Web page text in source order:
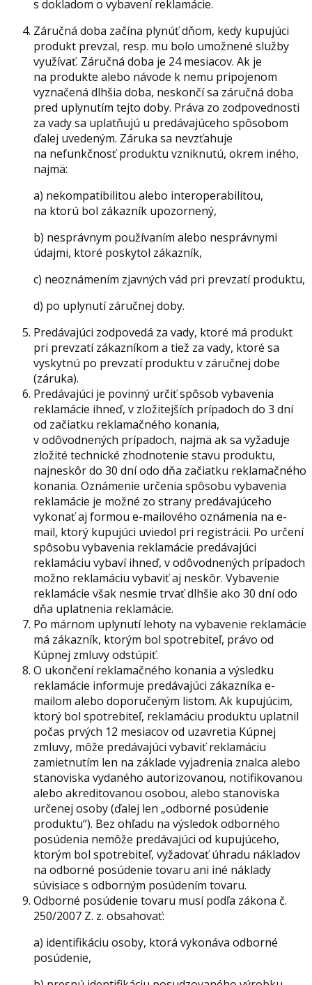
s dokladom o vybavení reklamácie.
Záručná doba začína plynúť dňom, kedy kupujúci
produkt prevzal, resp. mu bolo umožnené služby
využívať. Záručná doba je 24 mesiacov. Ak je
na produkte alebo návode k nemu pripojenom
vyznačená dlhšia doba, neskončí sa záručná doba
pred uplynutím tejto doby. Práva zo zodpovednosti
za vady sa uplatňujú u predávajúceho spôsobom
ďalej uvedeným. Záruka sa nevzťahuje
na nefunkčnosť produktu vzniknutú, okrem iného,
najmä:
a) nekompatibilitou alebo interoperabilitou,
na ktorú bol zákazník upozornený,
b) nesprávnym používaním alebo nesprávnymi
údajmi, ktoré poskytol zákazník,
c) neoznámením zjavných vád pri prevzatí produktu,
d) po uplynutí záručnej doby.
Predávajúci zodpovedá za vady, ktoré má produkt
pri prevzatí zákazníkom a tiež za vady, ktoré sa
vyskytnú po prevzatí produktu v záručnej dobe
(záruka).
Predávajúci je povinný určiť spôsob vybavenia
reklamácie ihneď, v zložitejších prípadoch do 3 dní
od začiatku reklamačného konania,
v odôvodnených prípadoch, najmä ak sa vyžaduje
zložité technické zhodnotenie stavu produktu,
najneskôr do 30 dní odo dňa začiatku reklamačného
konania. Oznámenie určenia spôsobu vybavenia
reklamácie je možné zo strany predávajúceho
vykonať aj formou e-mailového oznámenia na e-
mail, ktorý kupujúci uviedol pri registrácii. Po určení
spôsobu vybavenia reklamácie predávajúci
reklamáciu vybaví ihneď, v odôvodnených prípadoch
možno reklamáciu vybaviť aj neskôr. Vybavenie
reklamácie však nesmie trvať dlhšie ako 30 dní odo
dňa uplatnenia reklamácie.
Po márnom uplynutí lehoty na vybavenie reklamácie
má zákazník, ktorým bol spotrebiteľ, právo od
Kúpnej zmluvy odstúpiť.
O ukončení reklamačného konania a výsledku
reklamácie informuje predávajúci zákazníka e-
mailom alebo doporučeným listom. Ak kupujúcim,
ktorý bol spotrebiteľ, reklamáciu produktu uplatnil
počas prvých 12 mesiacov od uzavretia Kúpnej
zmluvy, môže predávajúci vybaviť reklamáciu
zamietnutím len na základe vyjadrenia znalca alebo
stanoviska vydaného autorizovanou, notifikovanou
alebo akreditovanou osobou, alebo stanoviska
určenej osoby (ďalej len „odborné posúdenie
produktu“). Bez ohľadu na výsledok odborného
posúdenia nemôže predávajúci od kupujúceho,
ktorým bol spotrebiteľ, vyžadovať úhradu nákladov
na odborné posúdenie tovaru ani iné náklady
súvisiace s odborným posúdením tovaru.
Odborné posúdenie tovaru musí podľa zákona č.
250/2007 Z. z. obsahovať:
a) identifikáciu osoby, ktorá vykonáva odborné
posúdenie,